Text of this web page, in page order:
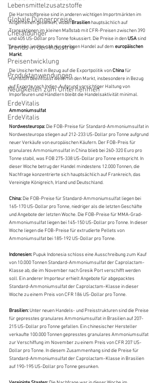
Lebensmittelzusatzstoffe
Globale Düngerpreise
Chelatdünger
Trends in der Industrie
Preisentwicklung
Produktanwendungen
Neuigkeiten zum Unternehmen
ErdeVitalis
ErdeVitalis
Die Harnstoffpreise sind in anderen wichtigen Importmärkten im
Allgemeinen gesunken, wobei Brasilien hauptsächlich auf
Transaktionen im kleinen Maßstab mit CFR-Preisen zwischen 390
und 405 US-Dollar pro Tonne fokussiert. Die Preise in den USA sind
gesunken, und es gab nur geringen Handel auf dem europäischen
Markt.
Die Unsicherheit in Bezug auf die Exportpolitik von China für
Harnstoff beeinflusst weiterhin den Markt, insbesondere in Bezug
auf Exporte nach Indien. Aufgrund vorsichtiger Haltung von
Importeuren und Händlern bleibt die Handelsaktivität minimal.
Ammoniumsulfat
Nordwesteuropa: Die FOB-Preise für Standard-Ammoniumsulfat in
Nordwesteuropa stiegen auf 212-233 US-Dollar pro Tonne aufgrund
neuer Verkäufe von europäischen Käufern. Der FOB-Preis für
granulares Ammoniumsulfat in China blieb bei 260-320 Euro pro
Tonne stabil, was FOB 275-338 US-Dollar pro Tonne entspricht. In
dieser Woche betrug der Handel mindestens 12.000 Tonnen, die
Nachfrage konzentrierte sich hauptsächlich auf Frankreich, das
Vereinigte Königreich, Irland und Deutschland.
China: Die FOB-Preise für Standard-Ammoniumsulfat liegen bei
165-170 US-Dollar pro Tonne, niedriger als die letzten Geschäfte
und Angebote der letzten Woche. Die FOB-Preise für MMA-Grad-
Ammoniumsulfat liegen bei 145-150 US-Dollar pro Tonne. In dieser
Woche liegen die FOB-Preise für extrudierte Pellets von
Ammoniumsulfat bei 185-192 US-Dollar pro Tonne.
Indonesien: Pupuk Indonesia schloss eine Ausschreibung zum Kauf
von 10.000 Tonnen Standard-Ammoniumsulfat der Caprolactam-
Klasse ab, die im November nach Gresik Port verschifft werden
soll. Ein anderer Importeur erhielt Angebote für abgepacktes
Standard-Ammoniumsulfat der Caprolactam-Klasse in dieser
Woche zu einem Preis von CFR 186 US-Dollar pro Tonne.
Brasilien: Unter neuen Handels- und Preisstrukturen sind die Preise
für gepresstes granulares Ammoniumsulfat in Brasilien auf 207-
215 US-Dollar pro Tonne gefallen. Ein chinesischer Hersteller
verkaufte 100.000 Tonnen gepresstes granulares Ammoniumsulfat
zur Verschiffung im November zu einem Preis von CFR 207 US-
Dollar pro Tonne. In diesem Zusammenhang sind die Preise für
Standard-Ammoniumsulfat der Caprolactam-Klasse in Brasilien
auf 190-195 US-Dollar pro Tonne gesunken.